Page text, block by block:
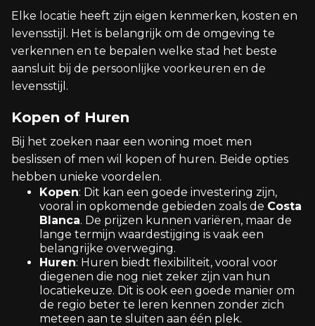
Elke locatie heeft zijn eigen kenmerken, kosten en
levensstijl. Het is belangrijk om de omgeving te
verkennen en te bepalen welke stad het beste
aansluit bij de persoonlijke voorkeuren en de
levensstijl.
Kopen of Huren
Bij het zoeken naar een woning moet men
beslissen of men wil kopen of huren. Beide opties
hebben unieke voordelen.
Kopen: Dit kan een goede investering zijn,
vooral in opkomende gebieden zoals de Costa
Blanca. De prijzen kunnen variëren, maar de
lange termijn waardestijging is vaak een
belangrijke overweging.
Huren: Huren biedt flexibiliteit, vooral voor
diegenen die nog niet zeker zijn van hun
locatiekeuze. Dit is ook een goede manier om
de regio beter te leren kennen zonder zich
meteen aan te sluiten aan één plek.